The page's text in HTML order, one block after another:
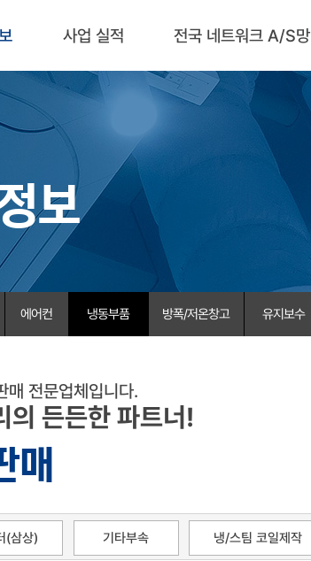
사업 실적 전국 네트워크 A/S망
보
에어컨 냉동부품 방폭/저온창고 유지보수
매 전문업체입니다.
의 든든한 파트너!
매
(삼상) 기타부속 냉/스팀 코일제작